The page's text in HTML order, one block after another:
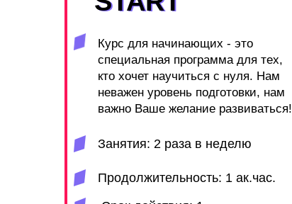
Курс для начинающих - это
специальная программа для тех,
кто хочет научиться с нуля. Нам
неважен уровень подготовки, нам
важно Ваше желание развиваться!
Занятия: 2 раза в неделю
Продолжительность: 1 ак.час.